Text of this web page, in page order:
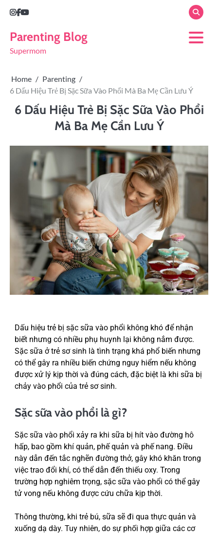
Parenting Blog
Supermom
Home
Parenting
6 Dấu Hiệu Trẻ Bị Sặc Sữa Vào Phổi Mà Ba Mẹ Cần Lưu Ý
6 Dấu Hiệu Trẻ Bị Sặc Sữa Vào Phổi
Mà Ba Mẹ Cần Lưu Ý
Dấu hiệu trẻ bị sặc sữa vào phổi không khó để nhận
biết nhưng có nhiều phụ huynh lại không nắm được.
Sặc sữa ở trẻ sơ sinh là tình trạng khá phổ biến nhưng
có thể gây ra nhiều biến chứng nguy hiểm nếu không
được xử lý kịp thời và đúng cách, đặc biệt là khi sữa bị
chảy vào phổi của trẻ sơ sinh.
Sặc sữa vào phổi là gì?
Sặc sữa vào phổi xảy ra khi sữa bị hít vào đường hô
hấp, bao gồm khí quản, phế quản và phế nang. Điều
này dẫn đến tắc nghẽn đường thở, gây khó khăn trong
việc trao đổi khí, có thể dẫn đến thiếu oxy. Trong
trường hợp nghiêm trọng, sặc sữa vào phổi có thể gây
tử vong nếu không được cứu chữa kịp thời.
Thông thường, khi trẻ bú, sữa sẽ đi qua thực quản và
xuống dạ dày. Tuy nhiên, do sự phối hợp giữa các cơ